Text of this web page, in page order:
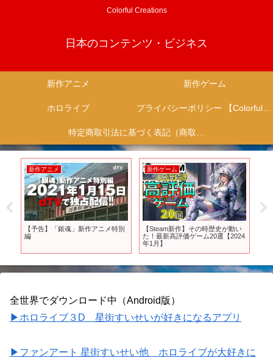
Colorful Creations
日本のコンテンツ・ビジネス
新作アニメ 新作ゲーム
ホロライブ プライバシーポリシー 【Colorful Creation】
特定商取引法に基づく表記（商取引に関する開示）
新作アニメ
【予告】「銀魂」新作アニメ特別
編
新作ゲーム
【Steam新作】その時歴史が動い
た！最新高評価ゲーム20選【2024
年1月】
全世界でダウンロード中（Android版）
▶ホロライブ３D 星街すいせいが好きになるアプリ
▶ファンアート 星街すいせい他 ホロライブが大好きに